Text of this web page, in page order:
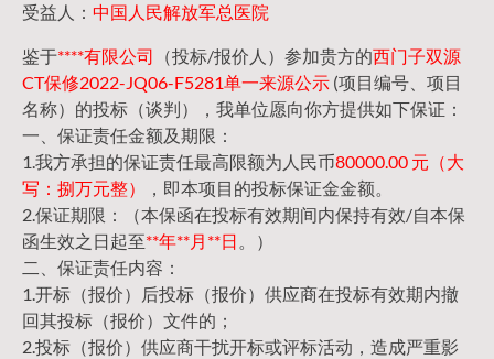
受益人： 中国人民解放军总医院
鉴于****有限公司 （投标/报价人）参加贵方的西门子双源
CT保修2022-JQ06-F5281单一来源公示 (项目编号、项目
名称）的投标（谈判），我单位愿向你方提供如下保证：
一、保证责任金额及期限：
1.我方承担的保证责任最高限额为人民币80000.00 元（大
写：捌万元整）
，即本项目的投标保证金金额。
2.保证期限：（本保函在投标有效期间内保持有效/自本保
函生效之日起至**年**月**日 。）
二、保证责任内容：
1.开标（报价）后投标（报价）供应商在投标有效期内撤
回其投标（报价）文件的；
2.投标（报价）供应商干扰开标或评标活动，造成严重影